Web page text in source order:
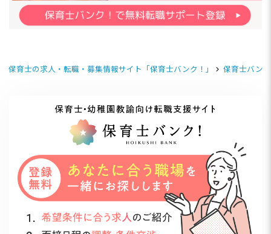
保育士の求人・転職・募集情報サイト「保育士バンク！」 保育士バン